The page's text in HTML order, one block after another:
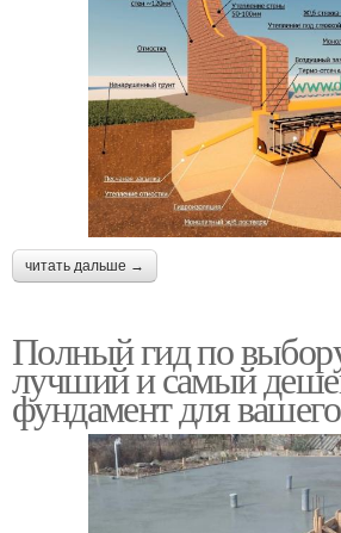
читать дальше →
Полный гид по
лучший и самый
фундамент для